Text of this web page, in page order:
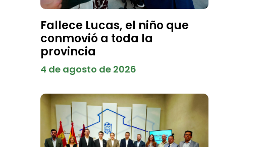
Fallece Lucas, el niño que
conmovió a toda la
provincia
4 de agosto de 2026